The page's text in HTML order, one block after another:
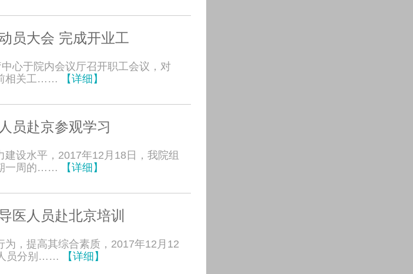
员大会 完成开业工
心于院内会议厅召开职工会议，对
相关工……
【详细】
员赴京参观学习
设水平，2017年12月18日，我院组
一周的……
【详细】
医人员赴北京培训
，提高其综合素质，2017年12月12
员分别……
【详细】